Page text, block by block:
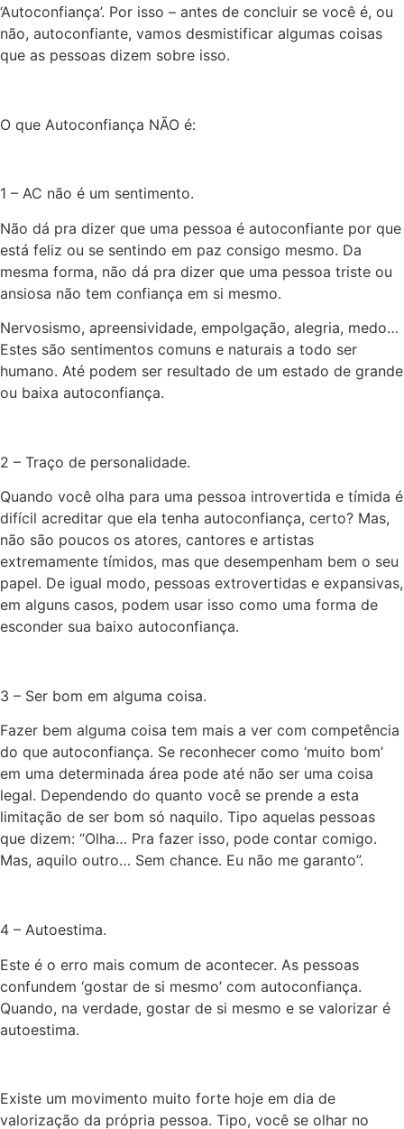
‘Autoconfiança’. Por isso – antes de concluir se você é, ou
não, autoconfiante, vamos desmistificar algumas coisas
que as pessoas dizem sobre isso.
O que Autoconfiança NÃO é:
1 – AC não é um sentimento.
Não dá pra dizer que uma pessoa é autoconfiante por que
está feliz ou se sentindo em paz consigo mesmo. Da
mesma forma, não dá pra dizer que uma pessoa triste ou
ansiosa não tem confiança em si mesmo.
Nervosismo, apreensividade, empolgação, alegria, medo…
Estes são sentimentos comuns e naturais a todo ser
humano. Até podem ser resultado de um estado de grande
ou baixa autoconfiança.
2 – Traço de personalidade.
Quando você olha para uma pessoa introvertida e tímida é
difícil acreditar que ela tenha autoconfiança, certo? Mas,
não são poucos os atores, cantores e artistas
extremamente tímidos, mas que desempenham bem o seu
papel. De igual modo, pessoas extrovertidas e expansivas,
em alguns casos, podem usar isso como uma forma de
esconder sua baixo autoconfiança.
3 – Ser bom em alguma coisa.
Fazer bem alguma coisa tem mais a ver com competência
do que autoconfiança. Se reconhecer como ‘muito bom’
em uma determinada área pode até não ser uma coisa
legal. Dependendo do quanto você se prende a esta
limitação de ser bom só naquilo. Tipo aquelas pessoas
que dizem: “Olha… Pra fazer isso, pode contar comigo.
Mas, aquilo outro… Sem chance. Eu não me garanto”.
4 – Autoestima.
Este é o erro mais comum de acontecer. As pessoas
confundem ‘gostar de si mesmo’ com autoconfiança.
Quando, na verdade, gostar de si mesmo e se valorizar é
autoestima.
Existe um movimento muito forte hoje em dia de
valorização da própria pessoa. Tipo, você se olhar no